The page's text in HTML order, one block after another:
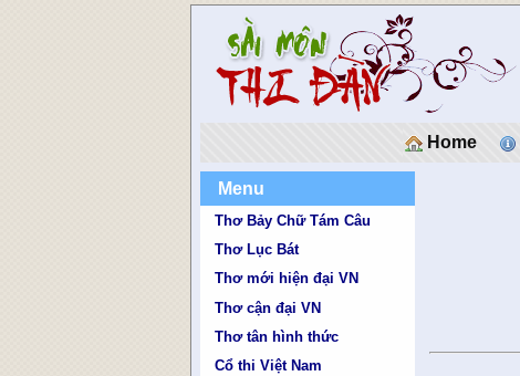
Home
Menu
Thơ Bảy Chữ Tám Câu
Thơ Lục Bát
Thơ mới hiện đại VN
Thơ cận đại VN
Thơ tân hình thức
Cổ thi Việt Nam